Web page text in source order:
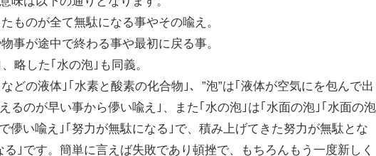
ものが全て無駄になる事やその喩え。
事が途中で終わる事や最初に戻る事。
略した｢水の泡｣も同義。
どの液体｣｢水素と酸素の化合物｣、”泡”は｢液体が空気にを包んで出
るのが早い事から儚い喩え｣、また｢水の泡｣は｢水面の泡｣｢水面の泡
儚い喩え｣｢努力が無駄になる｣で、積み上げてきた努力が無駄とな
る｣です。簡単に言えば失敗であり頓挫で、もちろんもう一度新しく